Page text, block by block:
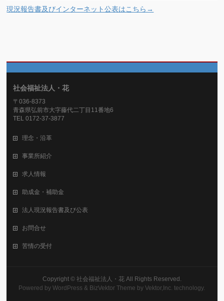
現況報告書及びインターネット公表はこちら→
社会福祉法人・花
〒036-8373
青森県弘前市大字藤代二丁目11番地6
TEL 0172-37-3877
理念・沿革
事業所紹介
求人情報
助成金・補助金
法人現況報告書及び公表
お問合せ
苦情の受付
Copyright © 社会福祉法人・花All Rights Reserved.
Powered byWordPress & BizVektor Theme byVektor,Inc. technology.